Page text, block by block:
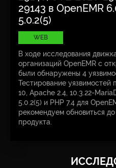
29143 в OpenEMR
5.0.2(5)
WEB
В ходе исследования
организаций OpenEMR с
были обнаружены 4
Тестирование
10, Apache 2.4, 10.3.22-
5.0.2(5) и PHP 7.4 для
рекомендуем обновиться
продукта.